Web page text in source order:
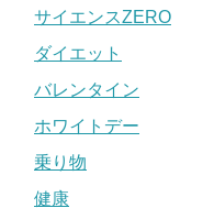
サイエンスZERO
ダイエット
バレンタイン
ホワイトデー
乗り物
健康